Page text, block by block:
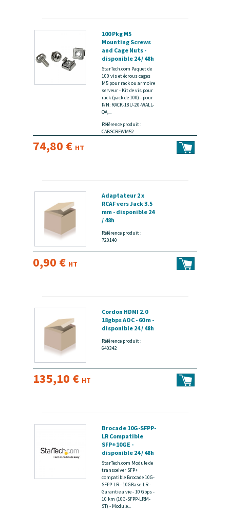
100 Pkg M5
Mounting Screws
and Cage Nuts -
disponible 24 / 48h
StarTech.com Paquet de
100 vis et écrous cages
M5 pour rack ou armoire
serveur - Kit de vis pour
rack (pack de 100) - pour
P/N: RACK-18U-20-WALL-
OA,...
Référence produit :
CABSCREWM52
74,80 € HT
Adaptateur 2 x
RCAF vers Jack 3.5
mm - disponible 24
/ 48h
Référence produit :
720140
0,90 € HT
Cordon HDMI 2.0
18gbps AOC - 60 m -
disponible 24 / 48h
Référence produit :
640342
135,10 € HT
Brocade 10G-SFPP-
LR Compatible
SFP+10GE -
disponible 24 / 48h
StarTech.com Module de
transceiver SFP+
compatible Brocade 10G-
SFPP-LR - 10GBase-LR -
Garantie a vie - 10 Gbps -
10 km (10G-SFPP-LRM-
ST) - Module...